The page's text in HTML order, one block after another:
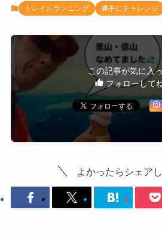
トレイルランニング 勝手にチャレンジ
この記事が気に入
フォローして
よかったらシェア